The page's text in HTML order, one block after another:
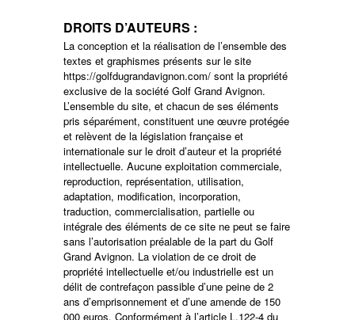
DROITS D’AUTEURS :
La conception et la réalisation de l’ensemble des
textes et graphismes présents sur le site
https://golfdugrandavignon.com/ sont la propriété
exclusive de la société Golf Grand Avignon.
L’ensemble du site, et chacun de ses éléments
pris séparément, constituent une œuvre protégée
et relèvent de la législation française et
internationale sur le droit d’auteur et la propriété
intellectuelle. Aucune exploitation commerciale,
reproduction, représentation, utilisation,
adaptation, modification, incorporation,
traduction, commercialisation, partielle ou
intégrale des éléments de ce site ne peut se faire
sans l’autorisation préalable de la part du Golf
Grand Avignon. La violation de ce droit de
propriété intellectuelle et/ou industrielle est un
délit de contrefaçon passible d’une peine de 2
ans d’emprisonnement et d’une amende de 150
000 euros. Conformément à l’article L.122-4 du